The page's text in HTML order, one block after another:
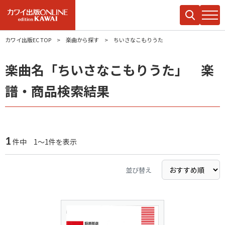
カワイ出版EC TOP 楽曲から探す ちいさなこもりうた
楽曲名「ちいさなこもりうた」 楽
譜・商品検索結果
1 件中 1～1件を表示
並び替え